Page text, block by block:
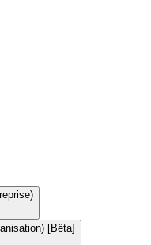
[Bêta]